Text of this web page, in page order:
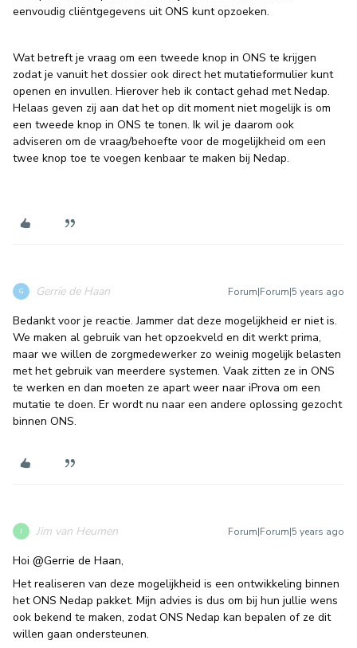
eenvoudig cliëntgegevens uit ONS kunt opzoeken.
Wat betreft je vraag om een tweede knop in ONS te krijgen
zodat je vanuit het dossier ook direct het mutatieformulier kunt
openen en invullen. Hierover heb ik contact gehad met Nedap.
Helaas geven zij aan dat het op dit moment niet mogelijk is om
een tweede knop in ONS te tonen. Ik wil je daarom ook
adviseren om de vraag/behoefte voor de mogelijkheid om een
twee knop toe te voegen kenbaar te maken bij Nedap.
G Gerrie de Haan Forum|Forum|5 years ago
Bedankt voor je reactie. Jammer dat deze mogelijkheid er niet is.
We maken al gebruik van het opzoekveld en dit werkt prima,
maar we willen de zorgmedewerker zo weinig mogelijk belasten
met het gebruik van meerdere systemen. Vaak zitten ze in ONS
te werken en dan moeten ze apart weer naar iProva om een
mutatie te doen. Er wordt nu naar een andere oplossing gezocht
binnen ONS.
J Jim van Heumen Forum|Forum|5 years ago
Hoi @Gerrie de Haan,
Het realiseren van deze mogelijkheid is een ontwikkeling binnen
het ONS Nedap pakket. Mijn advies is dus om bij hun jullie wens
ook bekend te maken, zodat ONS Nedap kan bepalen of ze dit
willen gaan ondersteunen.